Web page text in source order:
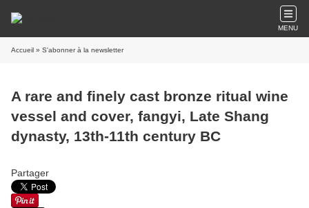
MENU
Accueil » S'abonner à la newsletter
A rare and finely cast bronze ritual wine
vessel and cover, fangyi, Late Shang
dynasty, 13th-11th century BC
Partager